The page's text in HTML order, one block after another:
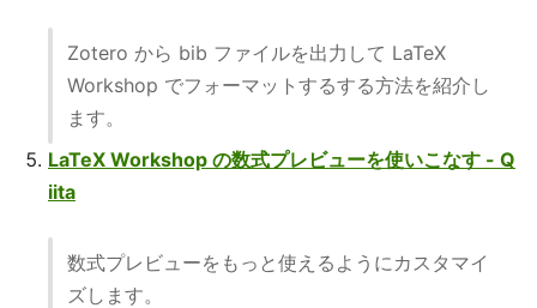
Zotero から bib ファイルを出力して LaTeX
Workshop でフォーマットするする方法を紹介し
ます。
LaTeX Workshop の数式プレビューを使いこなす - Q
iita
数式プレビューをもっと使えるようにカスタマイ
ズします。